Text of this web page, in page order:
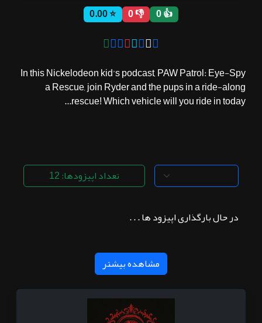
👍 0
👎 0
⭐ 0.00
In this Nickelodeon kid’s podcast, PAW Patrol: Eye-Spy
a Rescue, join Ryder and the pups in a ride-along
rescue! Which vehicle will you ride in today...
تعداد اپیزودها: 12
در حال بارگذاری اپیزود ها . . .
مشاهده بیشتر